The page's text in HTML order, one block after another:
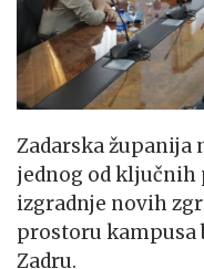
Zadarska županija
jednog od
izgradnje novih
prostoru kampusa
Zadru.